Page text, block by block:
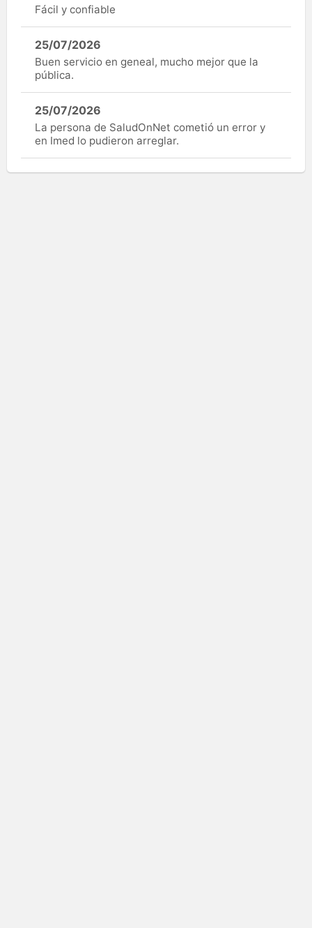
Fácil y confiable
25/07/2026
Buen servicio en geneal, mucho mejor que la
pública.
25/07/2026
La persona de SaludOnNet cometió un error y
en Imed lo pudieron arreglar.